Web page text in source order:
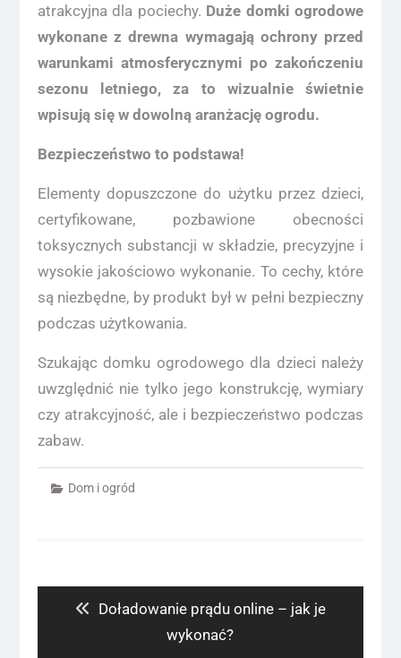
atrakcyjna dla pociechy. Duże domki ogrodowe
wykonane z drewna wymagają ochrony przed
warunkami atmosferycznymi po zakończeniu
sezonu letniego, za to wizualnie świetnie
wpisują się w dowolną aranżację ogrodu.
Bezpieczeństwo to podstawa!
Elementy dopuszczone do użytku przez dzieci,
certyfikowane, pozbawione obecności
toksycznych substancji w składzie, precyzyjne i
wysokie jakościowo wykonanie. To cechy, które
są niezbędne, by produkt był w pełni bezpieczny
podczas użytkowania.
Szukając domku ogrodowego dla dzieci należy
uwzględnić nie tylko jego konstrukcję, wymiary
czy atrakcyjność, ale i bezpieczeństwo podczas
zabaw.
Dom i ogród
Previous
Doładowanie prądu online – jak je
wykonać?